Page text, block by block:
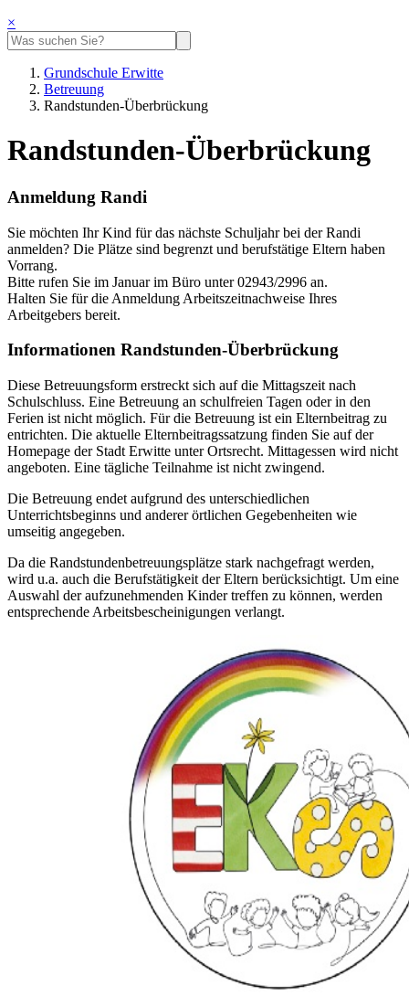
×
Grundschule Erwitte
Betreuung
Randstunden-Überbrückung
Randstunden-Überbrückung
Anmeldung Randi
Sie möchten Ihr Kind für das nächste Schuljahr bei der Randi
anmelden? Die Plätze sind begrenzt und berufstätige Eltern haben
Vorrang.
Bitte rufen Sie im Januar im Büro unter 02943/2996 an.
Halten Sie für die Anmeldung Arbeitszeitnachweise Ihres
Arbeitgebers bereit.
Informationen Randstunden-Überbrückung
Diese Betreuungsform erstreckt sich auf die Mittagszeit nach
Schulschluss. Eine Betreuung an schulfreien Tagen oder in den
Ferien ist nicht möglich. Für die Betreuung ist ein Elternbeitrag zu
entrichten. Die aktuelle Elternbeitragssatzung finden Sie auf der
Homepage der Stadt Erwitte unter Ortsrecht. Mittagessen wird nicht
angeboten. Eine tägliche Teilnahme ist nicht zwingend.
Die Betreuung endet aufgrund des unterschiedlichen
Unterrichtsbeginns und anderer örtlichen Gegebenheiten wie
umseitig angegeben.
Da die Randstundenbetreuungsplätze stark nachgefragt werden,
wird u.a. auch die Berufstätigkeit der Eltern berücksichtigt. Um eine
Auswahl der aufzunehmenden Kinder treffen zu können, werden
entsprechende Arbeitsbescheinigungen verlangt.